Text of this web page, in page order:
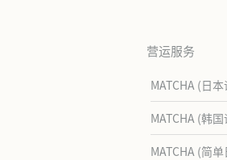
营运服务
MATCHA (日本
MATCHA (韩国
MATCHA (简